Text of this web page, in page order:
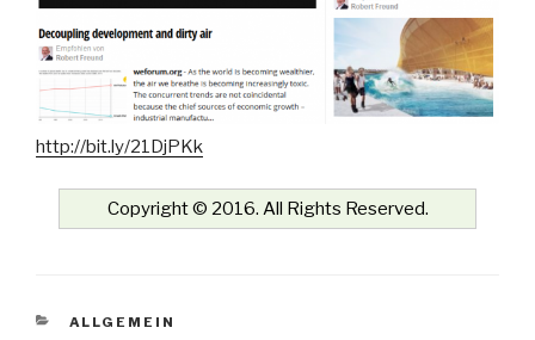
http://bit.ly/21DjPKk
Copyright © 2016. All Rights Reserved.
KATEGORIEN
ALLGEMEIN